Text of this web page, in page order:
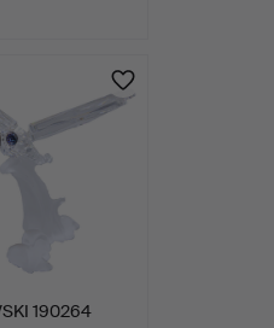
190264